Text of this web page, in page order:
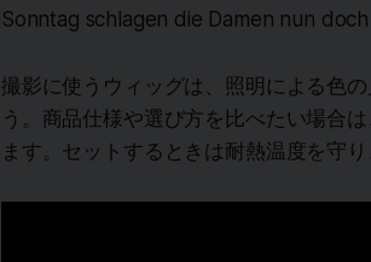
Sonntag schlagen die Damen nun
撮影に使うウィッグは、照明による色
う。商品仕様や選び方を比べたい場合は
ます。セットするときは耐熱温度を守